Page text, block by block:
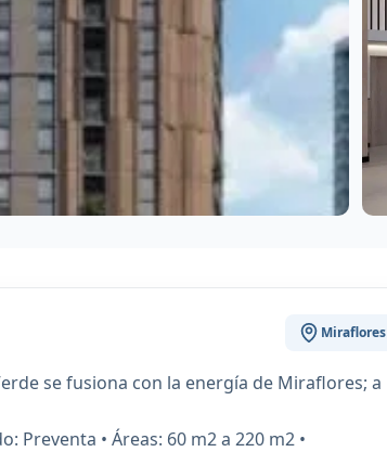
Miraflores
se fusiona con la energía de Miraflores; a
Preventa • Áreas: 60 m2 a 220 m2 •